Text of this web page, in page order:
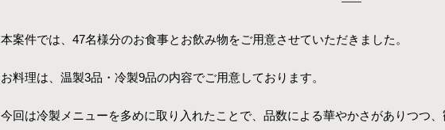
本案件では、47名様分のお食事とお飲み物をご用意させていただきました。
お料理は、温製3品・冷製9品の内容でご用意しております。
今回は冷製メニューを多めに取り入れたことで、品数による華やかさがありつつ